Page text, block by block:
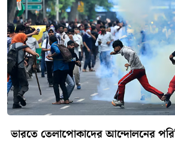
ভারতে তেলাপোকাদের আন্দোলনের